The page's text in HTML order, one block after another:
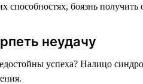
боязнь
неудачу
успеха? Налицо